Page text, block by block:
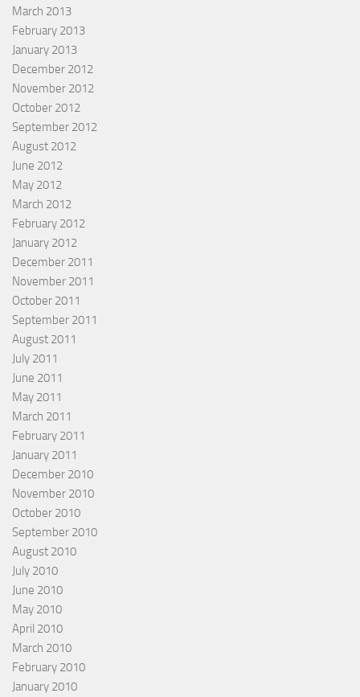
March 2013
February 2013
January 2013
December 2012
November 2012
October 2012
September 2012
August 2012
June 2012
May 2012
March 2012
February 2012
January 2012
December 2011
November 2011
October 2011
September 2011
August 2011
July 2011
June 2011
May 2011
March 2011
February 2011
January 2011
December 2010
November 2010
October 2010
September 2010
August 2010
July 2010
June 2010
May 2010
April 2010
March 2010
February 2010
January 2010